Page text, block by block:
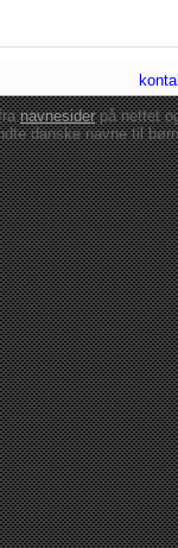
navnesiderpå nettet
danskenavne til børn